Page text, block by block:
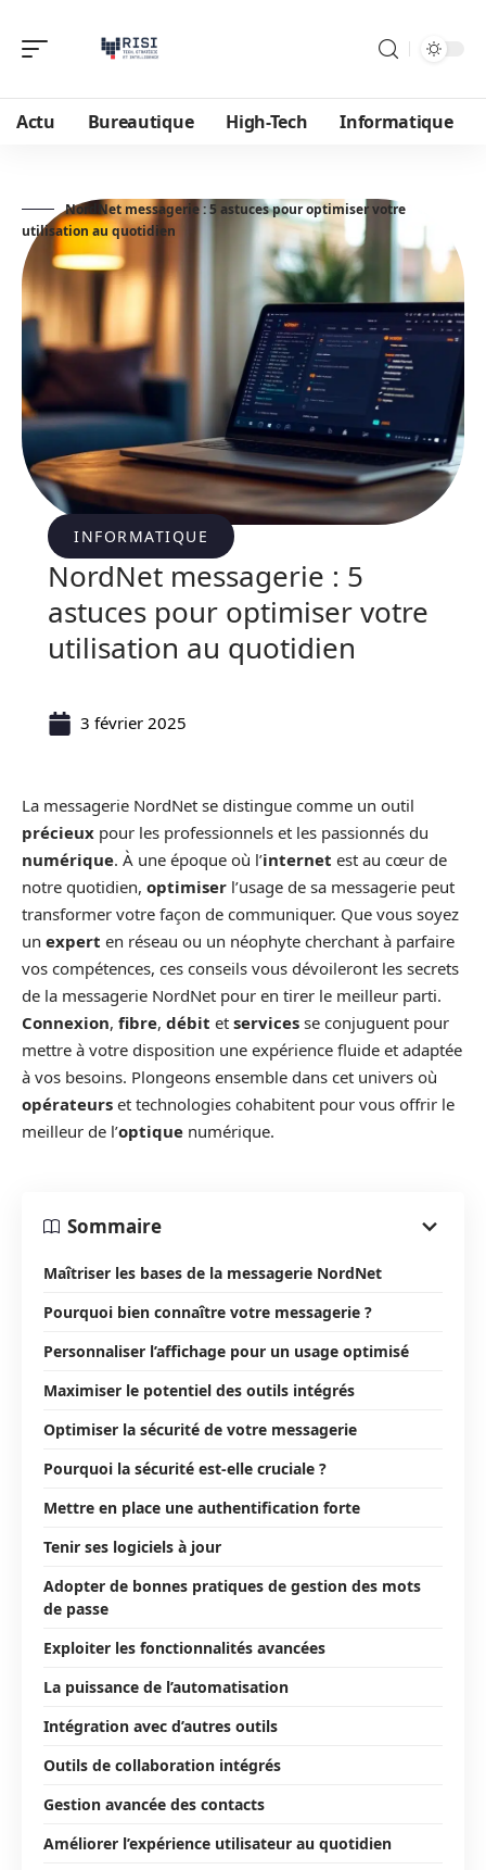
Actu Bureautique High-Tech Informatique
NordNet messagerie : 5 astuces pour optimiser votre
utilisation au quotidien
INFORMATIQUE
NordNet messagerie : 5
astuces pour optimiser votre
utilisation au quotidien
3 février 2025
La messagerie NordNet se distingue comme un outil
précieux pour les professionnels et les passionnés du
numérique. À une époque où l’internet est au cœur de
notre quotidien, optimiser l’usage de sa messagerie peut
transformer votre façon de communiquer. Que vous soyez
un expert en réseau ou un néophyte cherchant à parfaire
vos compétences, ces conseils vous dévoileront les secrets
de la messagerie NordNet pour en tirer le meilleur parti.
Connexion, fibre, débit et services se conjuguent pour
mettre à votre disposition une expérience fluide et adaptée
à vos besoins. Plongeons ensemble dans cet univers où
opérateurs et technologies cohabitent pour vous offrir le
meilleur de l’optique numérique.
Sommaire
Maîtriser les bases de la messagerie NordNet
Pourquoi bien connaître votre messagerie ?
Personnaliser l’affichage pour un usage optimisé
Maximiser le potentiel des outils intégrés
Optimiser la sécurité de votre messagerie
Pourquoi la sécurité est-elle cruciale ?
Mettre en place une authentification forte
Tenir ses logiciels à jour
Adopter de bonnes pratiques de gestion des mots
de passe
Exploiter les fonctionnalités avancées
La puissance de l’automatisation
Intégration avec d’autres outils
Outils de collaboration intégrés
Gestion avancée des contacts
Améliorer l’expérience utilisateur au quotidien